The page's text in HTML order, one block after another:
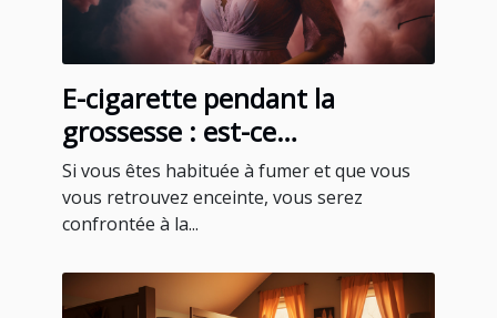
E-cigarette pendant la
grossesse : est-ce
recommandable ?
Si vous êtes habituée à fumer et que vous
vous retrouvez enceinte, vous serez
confrontée à la...